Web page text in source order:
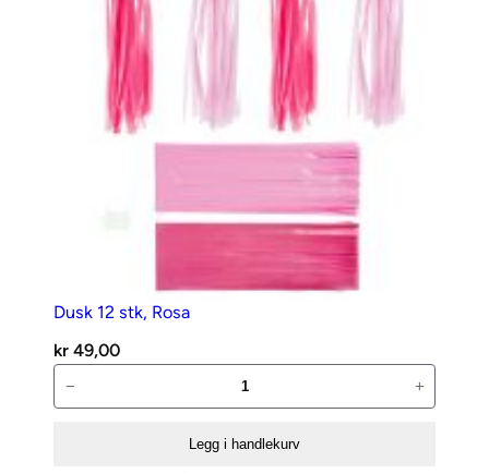
Dusk 12 stk, Rosa
kr 49,00
12
− +
Legg i handlekurv